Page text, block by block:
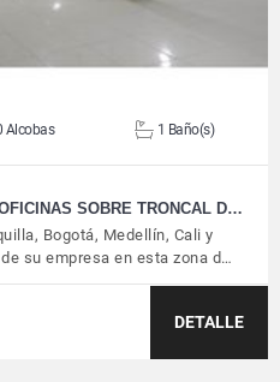
Alcobas 1 Baño(s)
SOBRE TRONCAL D…
Bogotá, Medellín, Cali y
su empresa en esta zona d…
DETALLE